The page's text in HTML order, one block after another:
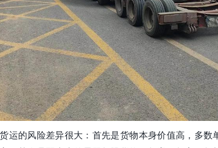
运的风险差异很大：首先是货物本身价值高，多数